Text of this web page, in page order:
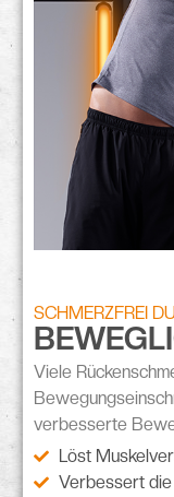
SCHMERZFREI
Viele
verbesserte
Löst
Verbessert